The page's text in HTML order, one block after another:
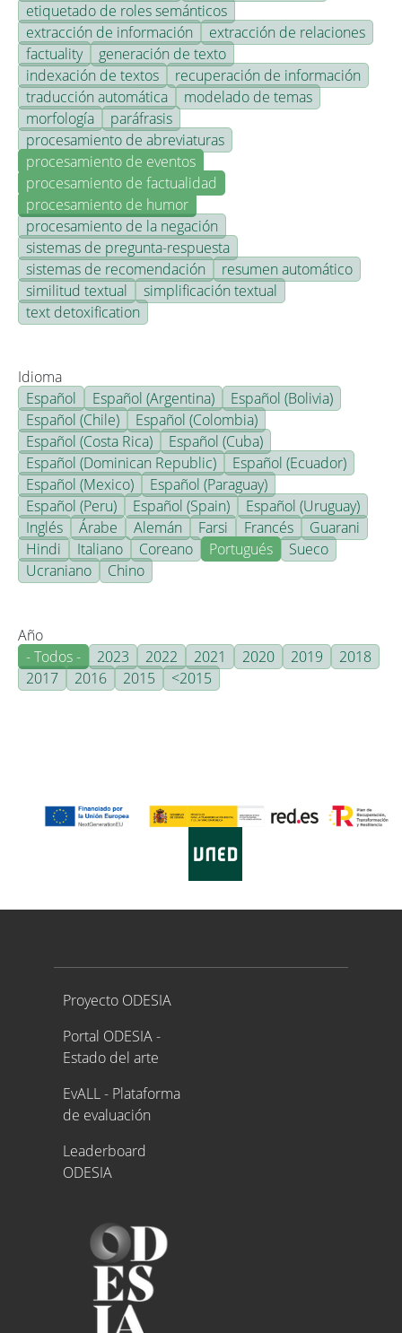
etiquetado de roles semánticos
extracción de información
extracción de relaciones
factuality
generación de texto
indexación de textos
recuperación de información
traducción automática
modelado de temas
morfología
paráfrasis
procesamiento de abreviaturas
procesamiento de eventos
procesamiento de factualidad
procesamiento de humor
procesamiento de la negación
sistemas de pregunta-respuesta
sistemas de recomendación
resumen automático
similitud textual
simplificación textual
text detoxification
Idioma
Español
Español (Argentina)
Español (Bolivia)
Español (Chile)
Español (Colombia)
Español (Costa Rica)
Español (Cuba)
Español (Dominican Republic)
Español (Ecuador)
Español (Mexico)
Español (Paraguay)
Español (Peru)
Español (Spain)
Español (Uruguay)
Inglés
Árabe Alemán Farsi Francés
Guarani
Hindi
Italiano Coreano Portugués
Sueco
Ucraniano
Chino
Año
- Todos -
2023 2022 2021 2020 2019
2018
2017
2016 2015 <2015
Proyecto ODESIA
Proyecto ODESIA
Portal ODESIA -
Estado del arte
EvALL - Plataforma
de evaluación
Leaderboard
ODESIA